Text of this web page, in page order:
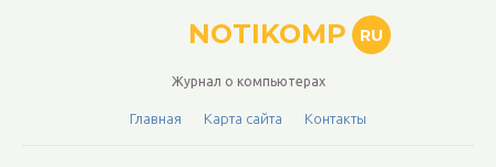
NOTIKOMP RU
Журнал о компьютерах
Главная Карта сайта Контакты